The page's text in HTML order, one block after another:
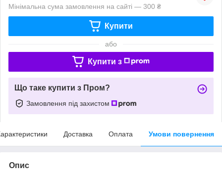
Мінімальна сума замовлення на сайті — 300 ₴
Купити
або
Купити з
Що таке купити з Пром?
Замовлення під захистом
Доставка Оплата Умови повернення
Опис